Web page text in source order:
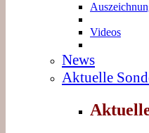
Videos
News
Aktuelle